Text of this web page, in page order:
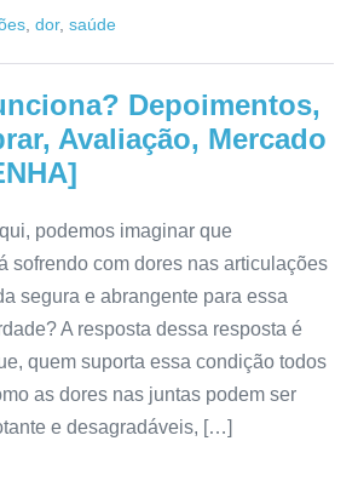
dor, saúde
Depoimentos,
Avaliação, Mercado
podemos imaginar que
sofrendo com dores nas articulações
segura e abrangente para essa
A resposta dessa resposta é
quem suporta essa condição todos
as dores nas juntas podem ser
e desagradáveis, […]